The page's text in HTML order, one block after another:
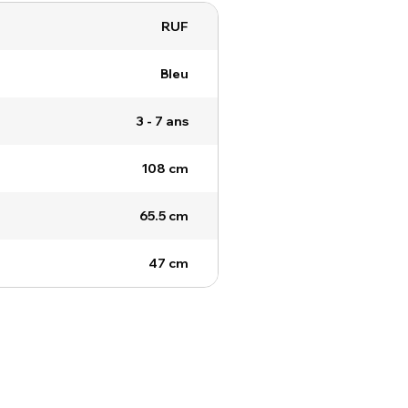
RUF
Bleu
3 - 7 ans
108 cm
65.5 cm
47 cm